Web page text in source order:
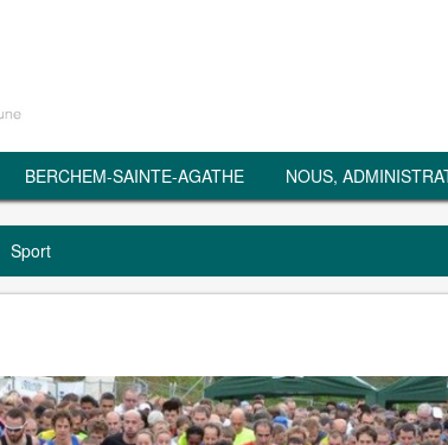
BERCHEM-SAINTE-AGATHE NOUS,
Sport